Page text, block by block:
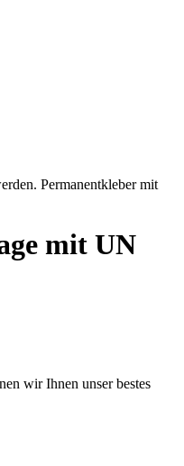
mit UN
wir Ihnen unser bestes